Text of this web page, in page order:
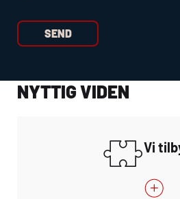
NYTTIG VIDEN
Vi